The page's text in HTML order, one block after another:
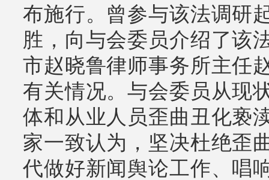
布施行。曾参与该法调研
胜，向与会委员介绍了该
市赵晓鲁律师事务所主任
有关情况。与会委员从现
体和从业人员歪曲丑化亵
家一致认为，坚决杜绝歪
代做好新闻舆论工作、唱